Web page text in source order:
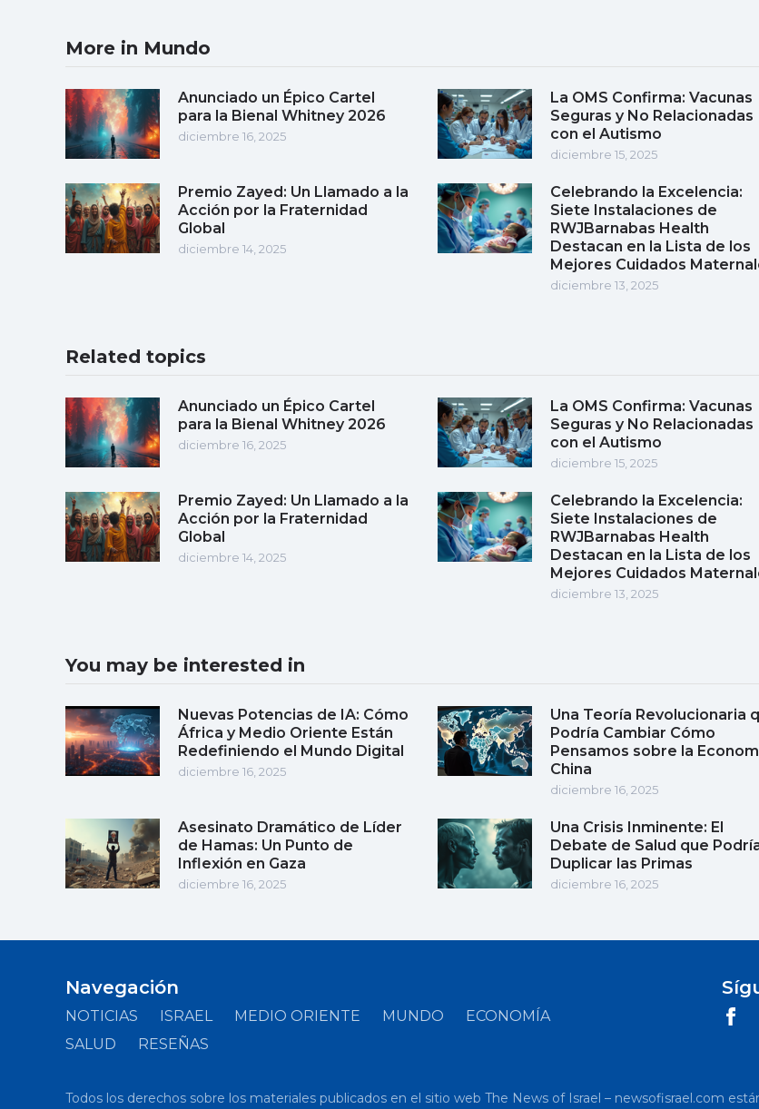
More in Mundo
Anunciado un Épico Cartel
para la Bienal Whitney 2026
diciembre 16, 2025
La OMS Confirma: Vacunas
Seguras y No Relacionadas
con el Autismo
diciembre 15, 2025
Premio Zayed: Un Llamado a la
Acción por la Fraternidad
Global
diciembre 14, 2025
Celebrando la Excelencia:
Siete Instalaciones de
RWJBarnabas Health
Destacan en la Lista de los
Mejores Cuidados
diciembre 13, 2025
Related topics
Anunciado un Épico Cartel
para la Bienal Whitney 2026
diciembre 16, 2025
La OMS Confirma: Vacunas
Seguras y No Relacionadas
con el Autismo
diciembre 15, 2025
Premio Zayed: Un Llamado a la
Acción por la Fraternidad
Global
diciembre 14, 2025
Celebrando la Excelencia:
Siete Instalaciones de
RWJBarnabas Health
Destacan en la Lista de los
Mejores Cuidados
diciembre 13, 2025
You may be interested in
Nuevas Potencias de IA: Cómo
África y Medio Oriente Están
Redefiniendo el Mundo Digital
diciembre 16, 2025
Una Teoría Revolucionaria
Podría Cambiar Cómo
Pensamos sobre la
China
diciembre 16, 2025
Asesinato Dramático de Líder
de Hamas: Un Punto de
Inflexión en Gaza
diciembre 16, 2025
Una Crisis Inminente: El
Debate de Salud que
Duplicar las Primas
diciembre 16, 2025
Navegación
NOTICIAS ISRAEL MEDIO ORIENTE MUNDO
ECONOMÍA
SALUD
RESEÑAS
Todos los derechos sobre los materiales publicados en el sitio web The News of Israel – newsofisrael.com